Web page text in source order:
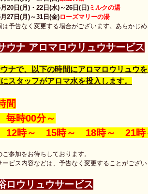
20日(月)・22日(水)～26日(日) ミルクの湯
27日(月)～31日(金)ローズマリーの湯
は予告なく変更する場合がございます。あらかじめ
ウナ アロマロウリュウサービス
ナで、以下の時間にアロマロウリュウ
スタッフがアロマ水を投入します。
間
時00分～
12時～ 15時～ 18時～ 21時
ご参加をお待ちしております。
ービス内容などは、予告なく変更することがござい
ロウリュウサービス